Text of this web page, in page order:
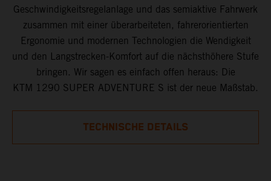
Geschwindigkeitsregelanlage und das semiaktive Fahrwerk
zusammen mit einer überarbeiteten, fahrerorientierten
Ergonomie und modernen Technologien die Wendigkeit
und den Langstrecken-Komfort auf die nächsthöhere Stufe
bringen. Wir sagen es einfach offen heraus: Die
KTM 1290 SUPER ADVENTURE S ist der neue Maßstab.
TECHNISCHE DETAILS